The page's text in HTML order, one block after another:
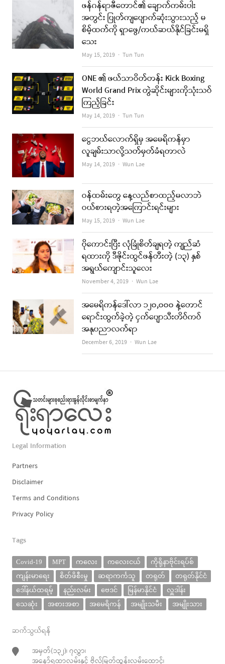
ဖန်ဂန်ရာဇီတောင်၏ ချောက်ကမ်းပါး
အတွင်း ပြုတ်ကျပျောက်ဆုံးသွားသည့် မ
စိမ့်ထက်ကို ရှာဖွေ/ကယ်ဆယ်နိုင်ခြင်းမရှိ
သေး
May 15, 2019 Author
Tun Tun
ONE ၏ ဖယ်သာဝိတ်တန်း Kick Boxing
World Grand Prix တွဲဆိုင်းများကိုသုံးသပ်
ကြည့်ခြင်း
May 14, 2019 Author
Tun Tun
ငွေဘယ်လောက်ရှိမှ အမေရိကန်မှာ
လူချမ်းသာလို့သတ်မှတ်ခံရတာလဲ
May 14, 2019 Author
Wun Lae
ဝန်ထမ်းတွေ နေ့လည်စာထည့်မလာဘဲ
ဝယ်စားရတဲ့အကြောင်းရင်းများ
May 15, 2019 Author
Wun Lae
ပိုကောင်းပြီး လုံခြုံစိတ်ချရတဲ့ ကျည်ဆံ
ရထားကို ဒီဇိုင်းထွင်ဖန်တီးတဲ့ (၁၃) နှစ်
အရွယ်ကျောင်းသူလေး
November 4, 2019 Author
Wun Lae
အမေရိကန်ဒေါ်လာ ၁၂၀,၀၀၀ နဲ့တောင်
ရောင်းထွက်ခဲ့တဲ့ ငှက်ပျောသီးတိပ်ကပ်
အနုပညာလက်ရာ
December 6, 2019 Author
Wun Lae
Legal Information
Partners
Disclaimer
Terms and Conditions
Privacy Policy
Tags
Covid-19 MPT ကလေး ကလေးငယ်
ကိုရိုနာဗိုင်းရပ်စ်
ကျန်းမာရေး
စိတ်ဖိစီးမှု ဆရာကင်္ကသူ တရုတ်
တရုတ်နိုင်ငံ
ဒေါ်နယ်ထရမ့်
နည်းလမ်း ဗေဒင် မြန်မာနိုင်ငံ
လှူဒါန်း
သေဆုံး
အစားအစာ အမေရိကန် အမျိုးသမီး အမျိုးသား
ဆက်သွယ်ရန်
အမှတ်(၁၃၂)၊ ၇လွှာ၊
အနော်ရထာလမ်းနှင့် ဗိုလ်မြတ်ထွန်းလမ်းထောင့်၊